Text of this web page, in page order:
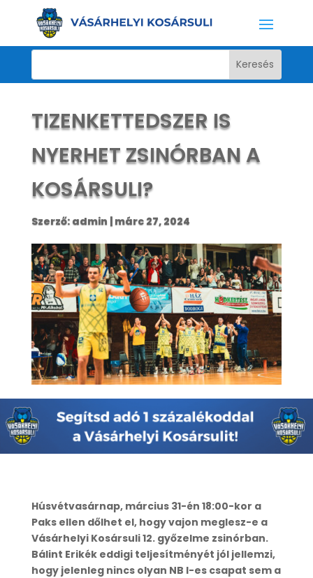
TIZENKETTEDSZER IS
NYERHET ZSINÓRBAN A
KOSÁRSULI?
Szerző: admin | márc 27, 2024
Húsvétvasárnap, március 31-én 18:00-kor a
Paks ellen dőlhet el, hogy vajon meglesz-e a
Vásárhelyi Kosársuli 12. győzelme zsinórban.
Bálint Erikék eddigi teljesítményét jól jellemzi,
hogy jelenleg nincs olyan NB I-es csapat sem a